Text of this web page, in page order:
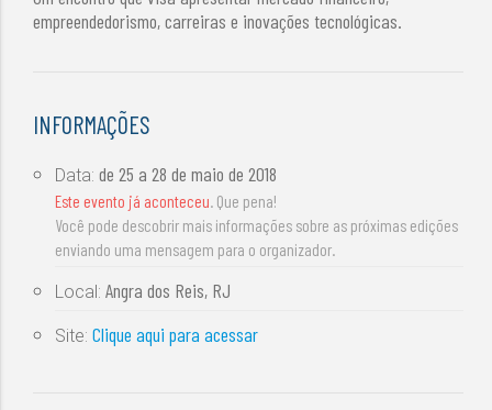
empreendedorismo, carreiras e inovações tecnológicas.
INFORMAÇÕES
Data:de 25 a 28 de maio de 2018
Este evento já aconteceu. Que pena!
Você pode descobrir mais informações sobre as próximas edições
enviando uma mensagem para o organizador.
Local:Angra dos Reis, RJ
Site:Clique aqui para acessar